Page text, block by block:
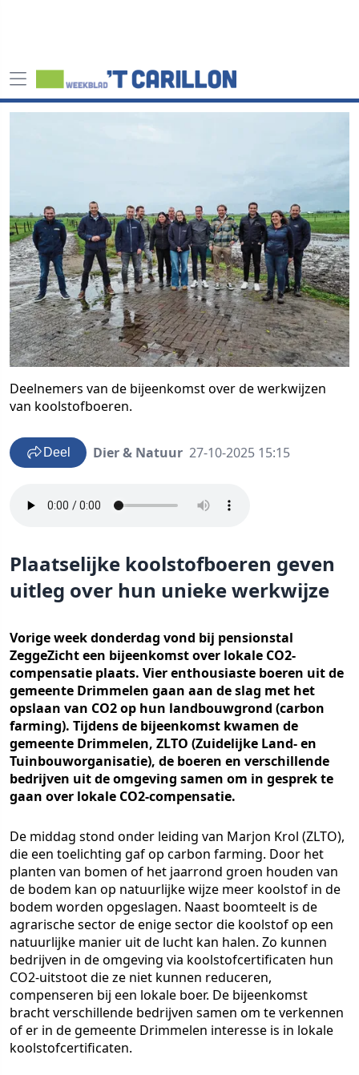
Deelnemers van de bijeenkomst over de werkwijzen
van koolstofboeren.
Deel Dier & Natuur 27-10-2025 15:15
Plaatselijke koolstofboeren geven
uitleg over hun unieke werkwijze
Vorige week donderdag vond bij pensionstal
ZeggeZicht een bijeenkomst over lokale CO2-
compensatie plaats. Vier enthousiaste boeren uit de
gemeente Drimmelen gaan aan de slag met het
opslaan van CO2 op hun landbouwgrond (carbon
farming). Tijdens de bijeenkomst kwamen de
gemeente Drimmelen, ZLTO (Zuidelijke Land- en
Tuinbouworganisatie), de boeren en verschillende
bedrijven uit de omgeving samen om in gesprek te
gaan over lokale CO2-compensatie.
De middag stond onder leiding van Marjon Krol (ZLTO),
die een toelichting gaf op carbon farming. Door het
planten van bomen of het jaarrond groen houden van
de bodem kan op natuurlijke wijze meer koolstof in de
bodem worden opgeslagen. Naast boomteelt is de
agrarische sector de enige sector die koolstof op een
natuurlijke manier uit de lucht kan halen. Zo kunnen
bedrijven in de omgeving via koolstofcertificaten hun
CO2-uitstoot die ze niet kunnen reduceren,
compenseren bij een lokale boer. De bijeenkomst
bracht verschillende bedrijven samen om te verkennen
of er in de gemeente Drimmelen interesse is in lokale
koolstofcertificaten.